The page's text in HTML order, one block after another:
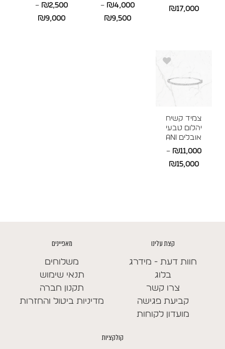
₪17,000
₪4,000
–
₪9,500
₪2,500
–
₪9,000
צמיד קשיח
יהלום טבעי
אובלים ANI
₪11,000
–
₪15,000
קצת עלינו
חוות דעת - מידרג
בלוג
צרו קשר
קביעת פגישה
מועדון לקוחות
מאפיינים
משלוחים
תנאי שימוש
תקנון חברה
מדיניות ביטול והחזרות
קולקציות